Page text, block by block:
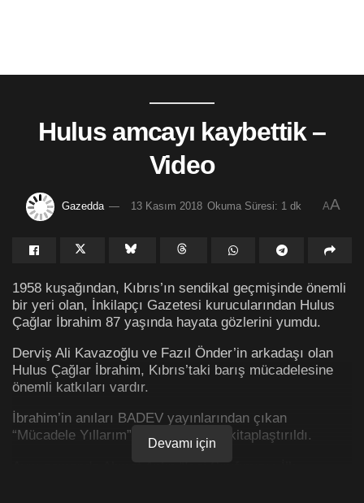
Hulus amcayı kaybettik –
Video
Gazedda 13 Kasım 2018 Okuma Süresi: 1 dk AA
1958 kuşağından, Kıbrıs’ın sendikal geçmişinde önemli
bir yeri olan, İnkilapçı Gazetesi kurucularından Hulus
Çağlar İbrahim 87 yaşında hayata gözlerini yumdu.
Derviş Ali Kavazoğlu ve Fazıl Önder’in arkadaşı olan
Hulus Çağlar İbrahim, Kıbrıs’taki barış mücadelesine
önemli katkıları vardır.
İbrahim’in anıları BADEV yayınlarından çıkan
“Mücadele Yıllarım” başlıklı eserde kitaplaştırıldı.
Devamı için